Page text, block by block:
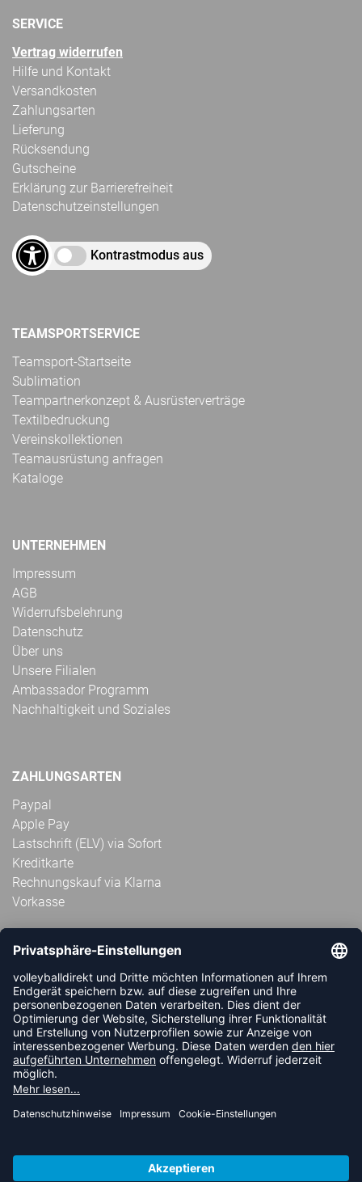
SERVICE
Vertrag widerrufen
Hilfe und Kontakt
Versandkosten
Zahlungsarten
Lieferung
Rücksendung
Gutscheine
Erklärung zur Barrierefreiheit
Datenschutzeinstellungen
Kontrastmodus aus
TEAMSPORTSERVICE
Teamsport-Startseite
Sublimation
Teampartnerkonzept & Ausrüsterverträge
Textilbedruckung
Vereinskollektionen
Teamausrüstung anfragen
Kataloge
UNTERNEHMEN
Impressum
AGB
Widerrufsbelehrung
Datenschutz
Über uns
Unsere Filialen
Ambassador Programm
Nachhaltigkeit und Soziales
ZAHLUNGSARTEN
Paypal
Apple Pay
Lastschrift (ELV) via Sofort
Kreditkarte
Rechnungskauf via Klarna
Vorkasse
ABONNIERE JETZT DEN KOSTENLOSEN
VOLLEYBALLDIREKT-NEWSLETTER UND VERPASSE KEINE
NEUIGKEIT ODER AKTION MEHR.
JETZT ANMELDEN